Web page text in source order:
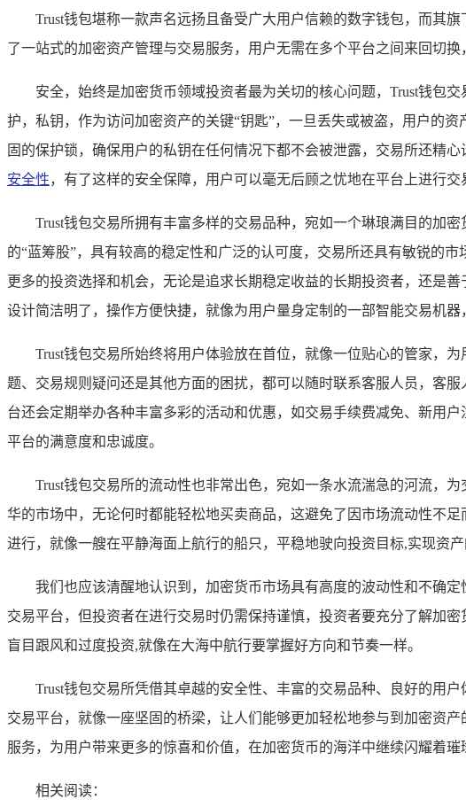
Trust钱包堪称一款声名远扬且备受广大用户信赖的数字钱包，而其
了一站式的加密资产管理与交易服务，用户无需在多个平台之间来回切
安全，始终是加密货币领域投资者最为关切的核心问题，Trust钱包
护，私钥，作为访问加密资产的关键“钥匙”，一旦丢失或被盗，用户的
固的保护锁，确保用户的私钥在任何情况下都不会被泄露，交易所还精
安全性，有了这样的安全保障，用户可以毫无后顾之忧地在平台上进行
Trust钱包交易所拥有丰富多样的交易品种，宛如一个琳琅满目的加
的“蓝筹股”，具有较高的稳定性和广泛的认可度，交易所还具有敏锐的
更多的投资选择和机会，无论是追求长期稳定收益的长期投资者，还是
设计简洁明了，操作方便快捷，就像为用户量身定制的一部智能交易机器
Trust钱包交易所始终将用户体验放在首位，就像一位贴心的管家，
题、交易规则疑问还是其他方面的困扰，都可以随时联系客服人员，客
台还会定期举办各种丰富多彩的活动和优惠，如交易手续费减免、新用
平台的满意度和忠诚度。
Trust钱包交易所的流动性也非常出色，宛如一条水流湍急的河流，
华的市场中，无论何时都能轻松地买卖商品，这避免了因市场流动性不
进行，就像一艘在平静海面上航行的船只，平稳地驶向投资目标,实现资产
我们也应该清醒地认识到，加密货币市场具有高度的波动性和不确
交易平台，但投资者在进行交易时仍需保持谨慎，投资者要充分了解加
盲目跟风和过度投资,就像在大海中航行要掌握好方向和节奏一样。
Trust钱包交易所凭借其卓越的安全性、丰富的交易品种、良好的用
交易平台，就像一座坚固的桥梁，让人们能够更加轻松地参与到加密资
服务，为用户带来更多的惊喜和价值，在加密货币的海洋中继续闪耀着璀
相关阅读：